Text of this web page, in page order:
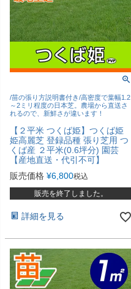
/苗の張り方説明書付き/高密度で葉幅1.2
～2ミリ程度の日本芝。農場から直送さ
れるので、新鮮さが違います！
【２平米 つくば姫】つくば姫
姫高麗芝 登録品種 張り芝用 つ
くば産 ２平米(0.6坪分) 園芸
【産地直送・代引不可】
販売価格 ¥6,800税込
販売を終了しました。
詳細を見る